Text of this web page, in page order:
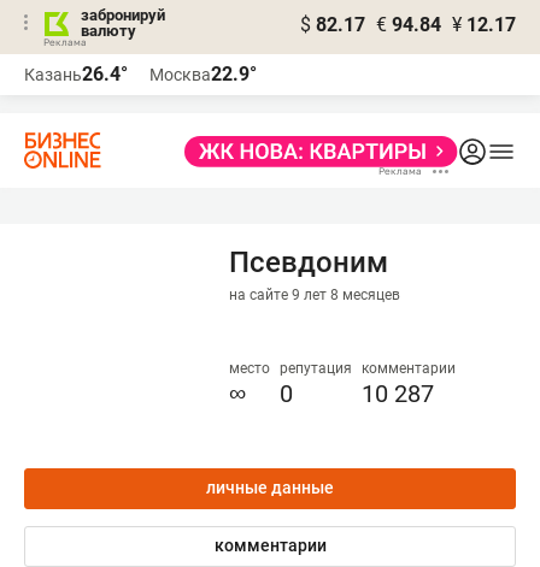
забронируй
валюту
$ 82.17 € 94.84 ¥ 12.17
Казань26.4° Москва22.9°
Псевдоним
на сайте 9 лет 8 месяцев
место
∞
репутация
0
комментарии
10 287
личные данные
комментарии